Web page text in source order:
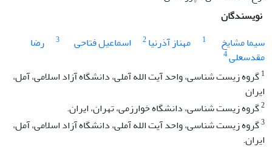
نویسندگان
سیما مشایخ
1 مهناز آذرنیا2 اسماعیل فتاحی 3
رضا
مقدسعلی4
1گروه زیست شناسی، واحد آیت الله آملی، دانشگاه آزاد اسلامی، آمل،
ایران
2گروه زیست شناسی، دانشگاه خوارزمی، تهران، ایران.
3گروه زیست شناسی، واحد آیت الله آملی، دانشگاه آزاد اسلامی، آمل،
ایران.